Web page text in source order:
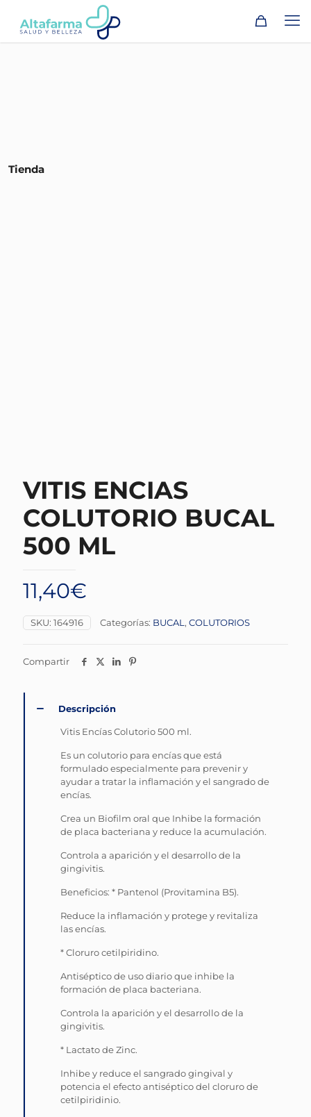
Tienda
VITIS ENCIAS
COLUTORIO BUCAL
500 ML
11,40€
SKU: 164916 Categorías: BUCAL , COLUTORIOS
Compartir
Descripción
Vitis Encías Colutorio 500 ml.
Es un colutorio para encías que está
formulado especialmente para prevenir y
ayudar a tratar la inflamación y el sangrado de
encías.
Crea un Biofilm oral que Inhibe la formación
de placa bacteriana y reduce la acumulación.
Controla a aparición y el desarrollo de la
gingivitis.
Beneficios: * Pantenol (Provitamina B5).
Reduce la inflamación y protege y revitaliza
las encías.
* Cloruro cetilpiridino.
Antiséptico de uso diario que inhibe la
formación de placa bacteriana.
Controla la aparición y el desarrollo de la
gingivitis.
* Lactato de Zinc.
Inhibe y reduce el sangrado gingival y
potencia el efecto antiséptico del cloruro de
cetilpiridinio.